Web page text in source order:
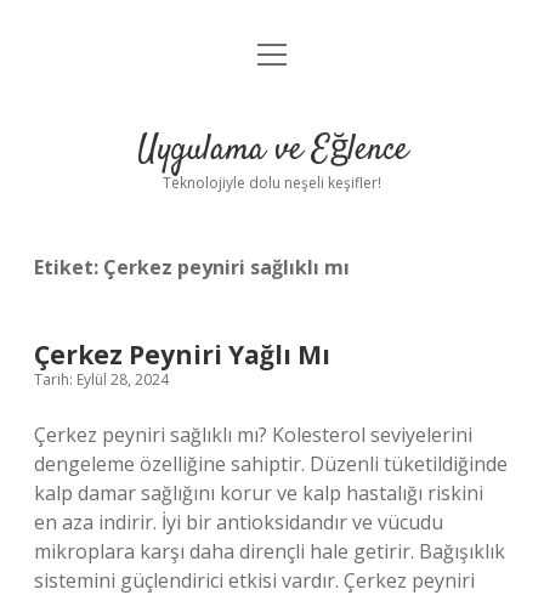
Anasayfa
Yasal Uyarı
menüyü
Uygulama ve Eğlence
Teknolojiyle dolu neşeli keşifler!
Etiket: Çerkez peyniri sağlıklı mı
Çerkez Peyniri Yağlı Mı
Tarih: Eylül 28, 2024
Çerkez peyniri sağlıklı mı? Kolesterol seviyelerini
dengeleme özelliğine sahiptir. Düzenli tüketildiğinde
kalp damar sağlığını korur ve kalp hastalığı riskini
en aza indirir. İyi bir antioksidandır ve vücudu
mikroplara karşı daha dirençli hale getirir. Bağışıklık
sistemini güçlendirici etkisi vardır. Çerkez peyniri